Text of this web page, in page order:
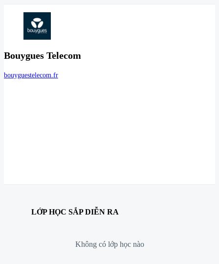
Bouygues Telecom
bouyguestelecom.fr
LỚP HỌC SẮP DIỄN RA
Không có lớp học nào